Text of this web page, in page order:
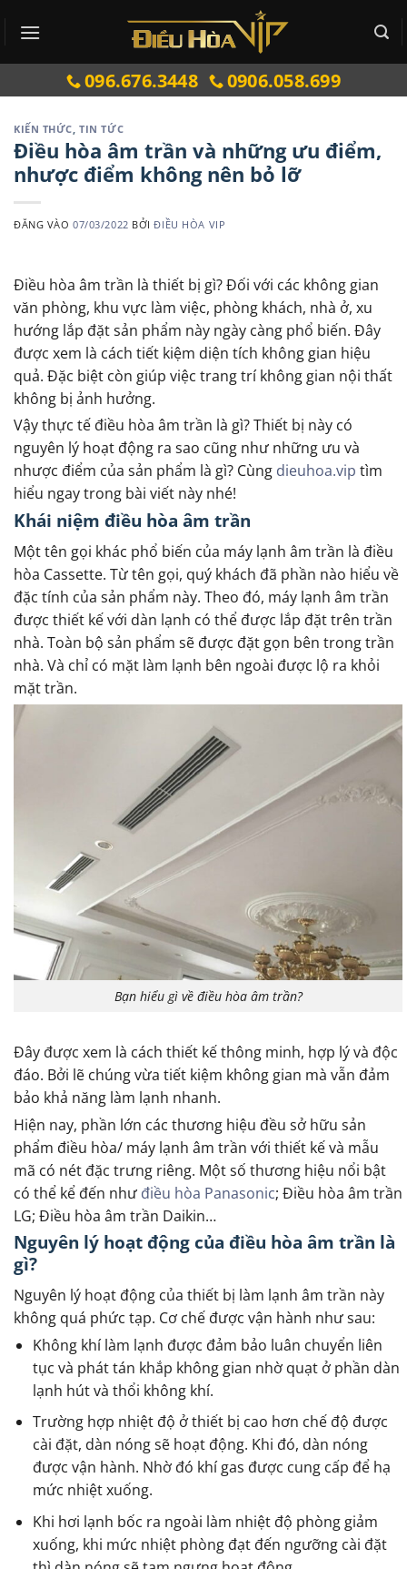
qua
096.676.3448 0906.058.699
KIẾN THỨC,TIN TỨC
Điều hòa âm trần và những ưu điểm,
nhược điểm không nên bỏ lỡ
ĐĂNG VÀO07/03/2022 BỞIĐIỀU HÒA VIP
Điều hòa âm trần là thiết bị gì? Đối với các không gian
văn phòng, khu vực làm việc, phòng khách, nhà ở, xu
hướng lắp đặt sản phẩm này ngày càng phổ biến. Đây
được xem là cách tiết kiệm diện tích không gian hiệu
quả. Đặc biệt còn giúp việc trang trí không gian nội thất
không bị ảnh hưởng.
Vậy thực tế điều hòa âm trần là gì? Thiết bị này có
nguyên lý hoạt động ra sao cũng như những ưu và
nhược điểm của sản phẩm là gì? Cùng dieuhoa.vip tìm
hiểu ngay trong bài viết này nhé!
Khái niệm điều hòa âm trần
Một tên gọi khác phổ biến của máy lạnh âm trần là điều
hòa Cassette. Từ tên gọi, quý khách đã phần nào hiểu về
đặc tính của sản phẩm này. Theo đó, máy lạnh âm trần
được thiết kế với dàn lạnh có thể được lắp đặt trên trần
nhà. Toàn bộ sản phẩm sẽ được đặt gọn bên trong trần
nhà. Và chỉ có mặt làm lạnh bên ngoài được lộ ra khỏi
mặt trần.
Bạn hiểu gì về điều hòa âm trần?
Đây được xem là cách thiết kế thông minh, hợp lý và độc
đáo. Bởi lẽ chúng vừa tiết kiệm không gian mà vẫn đảm
bảo khả năng làm lạnh nhanh.
Hiện nay, phần lớn các thương hiệu đều sở hữu sản
phẩm điều hòa/ máy lạnh âm trần với thiết kế và mẫu
mã có nét đặc trưng riêng. Một số thương hiệu nổi bật
có thể kể đến như điều hòa Panasonic; Điều hòa âm trần
LG; Điều hòa âm trần Daikin…
Nguyên lý hoạt động của điều hòa âm trần là
gì?
Nguyên lý hoạt động của thiết bị làm lạnh âm trần này
không quá phức tạp. Cơ chế được vận hành như sau:
Không khí làm lạnh được đảm bảo luân chuyển liên
tục và phát tán khắp không gian nhờ quạt ở phần dàn
lạnh hút và thổi không khí.
Trường hợp nhiệt độ ở thiết bị cao hơn chế độ được
cài đặt, dàn nóng sẽ hoạt động. Khi đó, dàn nóng
được vận hành. Nhờ đó khí gas được cung cấp để hạ
mức nhiệt xuống.
Khi hơi lạnh bốc ra ngoài làm nhiệt độ phòng giảm
xuống, khi mức nhiệt phòng đạt đến ngưỡng cài đặt